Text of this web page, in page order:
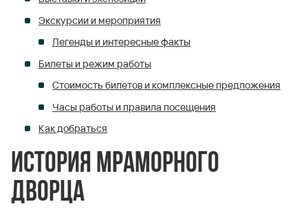
Экскурсии и мероприятия
Легенды и интересные факты
Билеты и режим работы
Стоимость билетов и комплексные предложения
Часы работы и правила посещения
Как добраться
История Мраморного
дворца